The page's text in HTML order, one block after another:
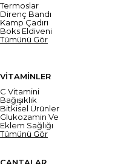
Termoslar
Direnç Bandı
Kamp Çadırı
Boks Eldiveni
Tümünü Gör
VİTAMİNLER
C Vitamini
Bağışıklık
Bitkisel Ürünler
Glukozamin Ve
Eklem Sağlığı
Tümünü Gör